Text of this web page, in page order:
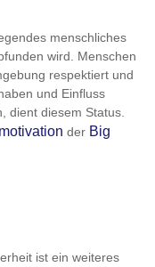
menschliches
wird. Menschen
respektiert und
und Einfluss
dient diesem Status.
der Big
ist ein weiteres